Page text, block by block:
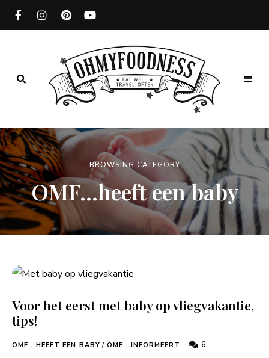
OhMyFoodness
Eat
well
Travel
often
BROWSING CATEGORY
OMF…heeft een baby
Voor het eerst met baby op vliegvakantie,
tips!
OMF...HEEFT EEN BABY / OMF...INFORMEERT 6